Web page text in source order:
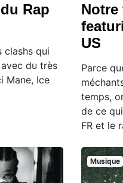
Rap
clashs qui
du très
Mane, Ice
Notre
US
Parce
temps,
de ce
FR et le
Musique